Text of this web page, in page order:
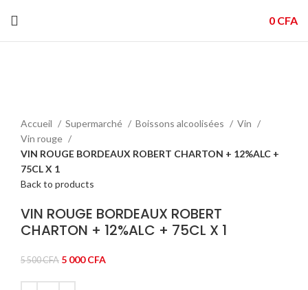
0 CFA
Accueil
Supermarché Boissons alcoolisées
Vin
Vin rouge
VIN ROUGE BORDEAUX ROBERT CHARTON + 12%ALC +
75CL X 1
Back to products
VIN ROUGE BORDEAUX ROBERT
CHARTON + 12%ALC + 75CL X 1
5 500CFA Le
5 000CFALe